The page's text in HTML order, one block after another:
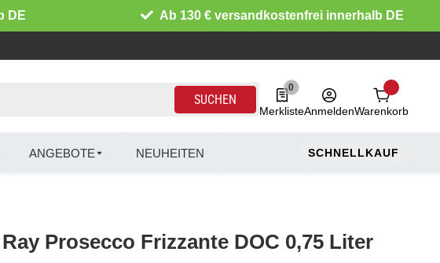
DE Ab 130 € versandkostenfrei innerhalb DE
SUCHEN
0
0 Produkte in der Liste
MerklisteAnmeldenWarenkorb
ANGEBOTE NEUHEITEN SCHNELLKAUF
Prosecco Frizzante DOC 0,75 Liter